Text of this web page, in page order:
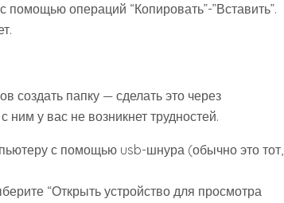
операций “Копировать”-”Вставить”.
создать папку — сделать это через
у вас не возникнет трудностей.
с помощью usb-шнура (обычно это тот,
“Открыть устройство для просмотра